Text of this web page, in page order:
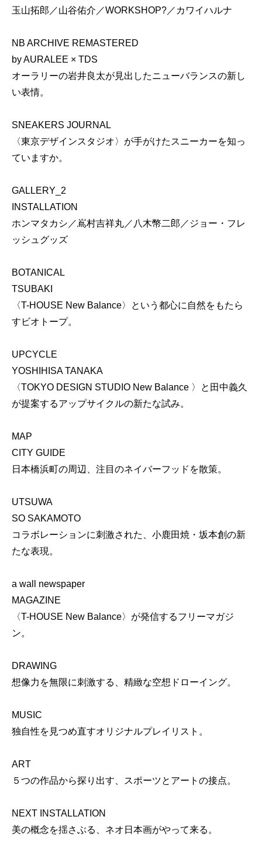
玉山拓郎／山谷佑介／WORKSHOP?／カワイハルナ
NB ARCHIVE REMASTERED
by AURALEE × TDS
オーラリーの岩井良太が見出したニューバランスの新し
い表情。
SNEAKERS JOURNAL
〈東京デザインスタジオ〉が手がけたスニーカーを知っ
ていますか。
GALLERY_2
INSTALLATION
ホンマタカシ／嶌村吉祥丸／八木幣二郎／ジョー・フレ
ッシュグッズ
BOTANICAL
TSUBAKI
〈T-HOUSE New Balance〉という都心に自然をもたら
すビオトープ。
UPCYCLE
YOSHIHISA TANAKA
〈TOKYO DESIGN STUDIO New Balance 〉と田中義久
が提案するアップサイクルの新たな試み。
MAP
CITY GUIDE
日本橋浜町の周辺、注目のネイバーフッドを散策。
UTSUWA
SO SAKAMOTO
コラボレーションに刺激された、小鹿田焼・坂本創の新
たな表現。
a wall newspaper
MAGAZINE
〈T-HOUSE New Balance〉が発信するフリーマガジ
ン。
DRAWING
想像力を無限に刺激する、精緻な空想ドローイング。
MUSIC
独自性を見つめ直すオリジナルプレイリスト。
ART
５つの作品から探り出す、スポーツとアートの接点。
NEXT INSTALLATION
美の概念を揺さぶる、ネオ日本画がやって来る。